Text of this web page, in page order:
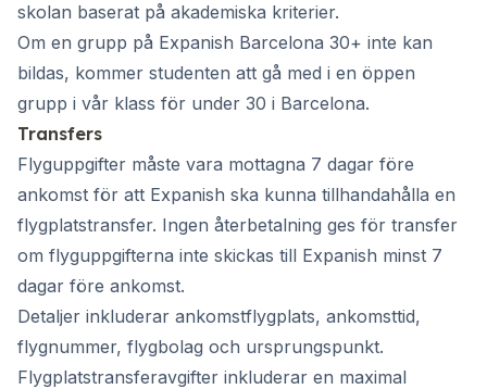
skolan baserat på akademiska kriterier.
Om en grupp på Expanish Barcelona 30+ inte kan
bildas, kommer studenten att gå med i en öppen
grupp i vår klass för under 30 i Barcelona.
Transfers
Flyguppgifter måste vara mottagna 7 dagar före
ankomst för att Expanish ska kunna tillhandahålla en
flygplatstransfer. Ingen återbetalning ges för transfer
om flyguppgifterna inte skickas till Expanish minst 7
dagar före ankomst.
Detaljer inkluderar ankomstflygplats, ankomsttid,
flygnummer, flygbolag och ursprungspunkt.
Flygplatstransferavgifter inkluderar en maximal